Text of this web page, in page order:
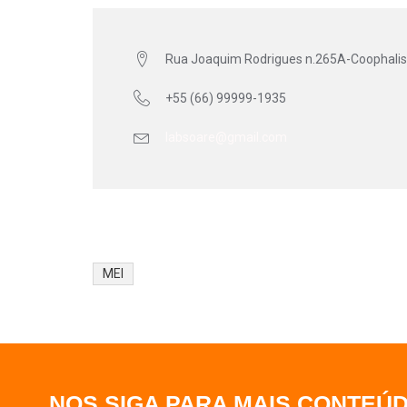
Rua Joaquim Rodrigues n.265A-Coophalis
+55 (66) 99999-1935
MEI